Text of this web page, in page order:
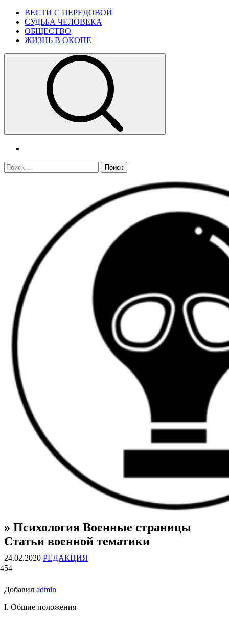
Skip
content
Primary
Menu
ВЕСТИ С ПЕРЕДОВОЙ
СУДЬБА ЧЕЛОВЕКА
ОБЩЕСТВО
ЖИЗНЬ В ОКОПЕ
Найти:
ВОЕННЫЕ СТРАНИЦЫ
СТАТЬИ ВОЕННОЙ ТЕМАТИКИ
» Психология Военные страницы
Статьи военной тематики
24.02.2020 РЕДАКЦИЯ
454
Добавил admin
I. Общие положения